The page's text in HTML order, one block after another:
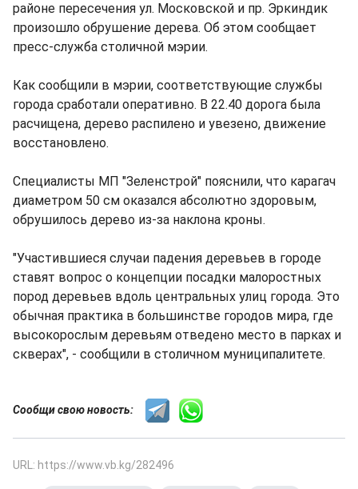
районе пересечения ул. Московской и пр. Эркиндик
произошло обрушение дерева. Об этом сообщает
пресс-служба столичной мэрии.
Как сообщили в мэрии, соответствующие службы
города сработали оперативно. В 22.40 дорога была
расчищена, дерево распилено и увезено, движение
восстановлено.
Специалисты МП "Зеленстрой" пояснили, что карагач
диаметром 50 см оказался абсолютно здоровым,
обрушилось дерево из-за наклона кроны.
"Участившиеся случаи падения деревьев в городе
ставят вопрос о концепции посадки малоростных
пород деревьев вдоль центральных улиц города. Это
обычная практика в большинстве городов мира, где
высокорослым деревьям отведено место в парках и
скверах", - сообщили в столичном муниципалитете.
Сообщи свою новость:
URL: https://www.vb.kg/282496